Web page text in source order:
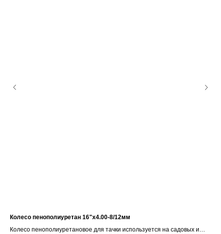
Колесо пенополиуретан 16"х4.00-8/12мм
Колесо пенополиуретановое для тачки используется на садовых и